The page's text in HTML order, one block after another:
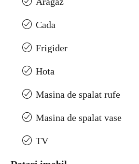
Cada
Frigider
Hota
Masina de spalat rufe
Masina de spalat vase
TV